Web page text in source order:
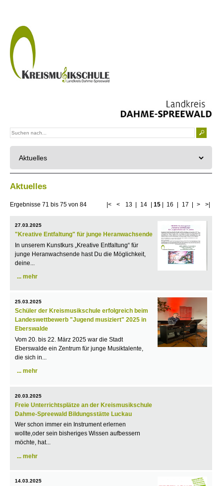
Aktuelles
Ergebnisse 71 bis 75 von 84 |< < 13 14 15| 16 17 > >|
27.03.2025
"Kreative Entfaltung" für junge Heranwachsende
In unserem Kunstkurs „Kreative Entfaltung“ für
junge Heranwachsende hast Du die Möglichkeit,
deine...
mehr
25.03.2025
Schüler der Kreismusikschule erfolgreich beim
Landeswettbewerb "Jugend musiziert" 2025 in
Eberswalde
Vom 20. bis 22. März 2025 war die Stadt
Eberswalde ein Zentrum für junge Musiktalente,
die sich in...
mehr
20.03.2025
Freie Unterrichtsplätze an der Kreismusikschule
Dahme-Spreewald Bildungsstätte Luckau
Wer schon immer ein Instrument erlernen
wollte,oder sein bisheriges Wissen aufbessern
möchte, hat...
mehr
14.03.2025